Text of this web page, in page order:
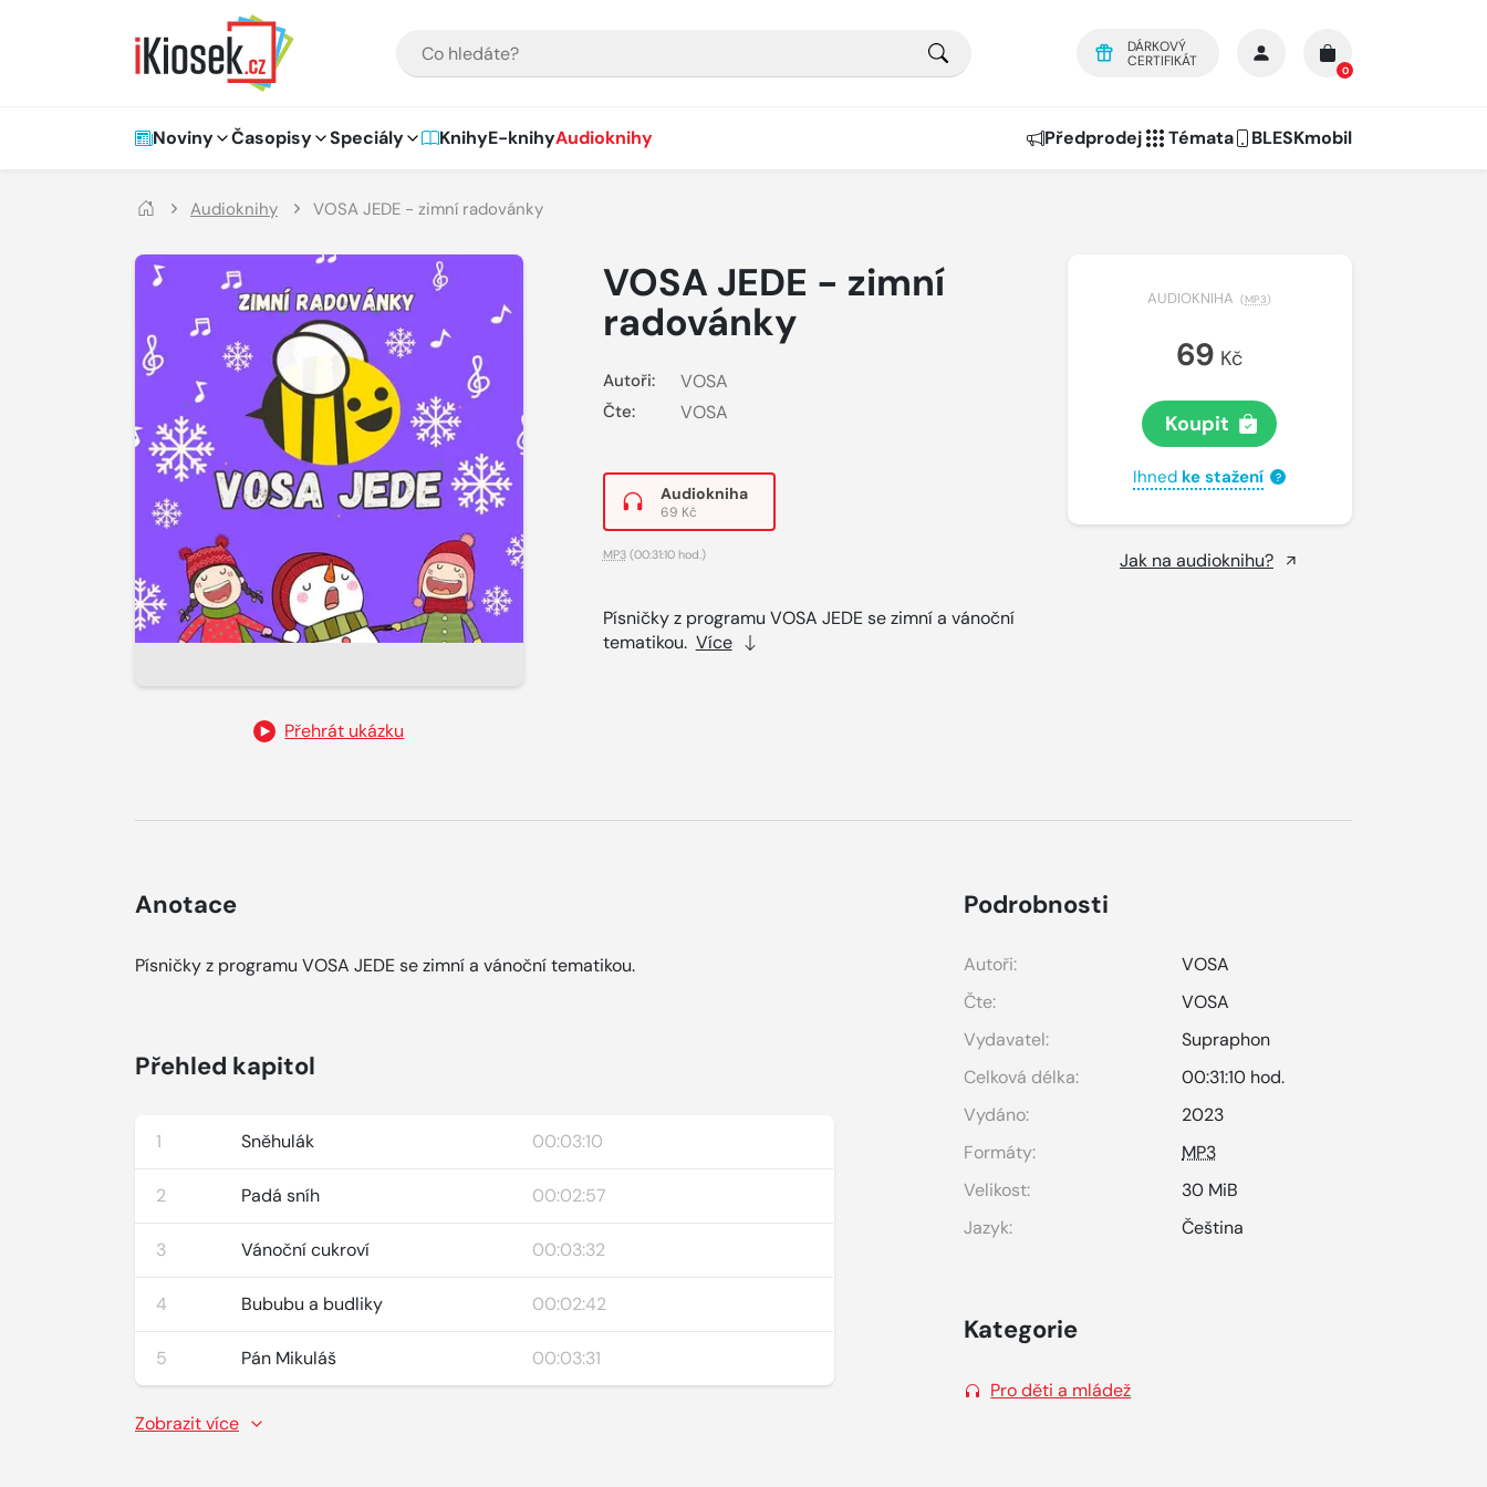
DÁRKOVÝ
CERTIFIKÁT
0
Hlavní navigace
Noviny Časopisy Speciály KnihyE-knihyAudioknihy Předprodej Témata BLESKmobil
Audioknihy VOSA JEDE - zimní radovánky
Přehrát ukázku
VOSA JEDE - zimní
radovánky
Autoři: VOSA
Čte: VOSA
Audiokniha
69 Kč
MP3(00:31:10 hod.)
Písničky z programu VOSA JEDE se zimní a vánoční
tematikou. Více
AUDIOKNIHA (MP3)
69 Kč
Koupit
Ihned ke stažení ?
Jak na audioknihu?
Anotace
Písničky z programu VOSA JEDE se zimní a vánoční tematikou.
Přehled kapitol
1 Sněhulák 00:03:10
2 Padá sníh 00:02:57
3 Vánoční cukroví 00:03:32
4 Bububu a budliky 00:02:42
5 Pán Mikuláš 00:03:31
Zobrazit více
Podrobnosti
Autoři:
VOSA
Čte:
VOSA
Vydavatel:
Supraphon
Celková délka:
00:31:10 hod.
Vydáno:
2023
Formáty:
MP3
Velikost:
30 MiB
Jazyk:
Čeština
Kategorie
Pro děti a mládež